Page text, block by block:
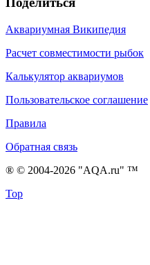
Аквариумная Википедия
Расчет совместимости рыбок
Калькулятор аквариумов
Пользовательское соглашение
Правила
Обратная связь
® © 2004-2026 "AQA.ru" ™
Top